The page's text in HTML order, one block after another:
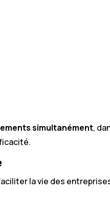
simultanément,
la vie des